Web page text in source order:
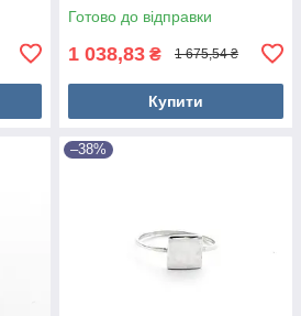
Готово до відправки
1 038,83 ₴ 1 675,54 ₴
Купити
–38%